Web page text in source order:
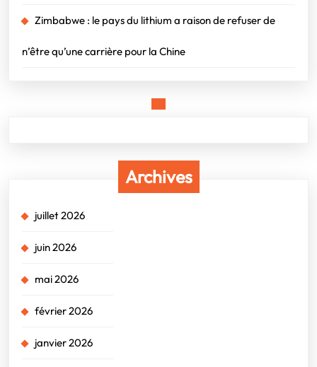
Zimbabwe : le pays du lithium a raison de refuser de
n’être qu’une carrière pour la Chine
Archives
juillet 2026
juin 2026
mai 2026
février 2026
janvier 2026